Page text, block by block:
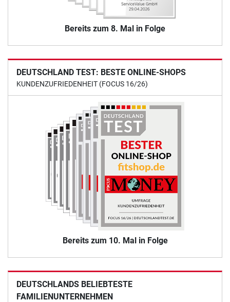
Bereits zum 8. Mal in Folge
DEUTSCHLAND TEST: BESTE ONLINE-SHOPS
KUNDENZUFRIEDENHEIT (FOCUS 16/26)
Bereits zum 10. Mal in Folge
DEUTSCHLANDS BELIEBTESTE
FAMILIENUNTERNEHMEN